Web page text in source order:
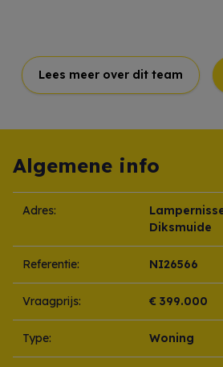
Lees meer over dit team
Algemene info
Adres:
Diksmuide
Referentie: NI26566
Vraagprijs: € 399.000
Type: Woning